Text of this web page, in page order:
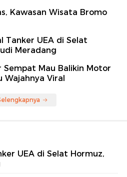
Kawasan Wisata Bromo
Tanker UEA di Selat
Meradang
Sempat Mau Balikin Motor
Wajahnya Viral
UEA di Selat Hormuz,